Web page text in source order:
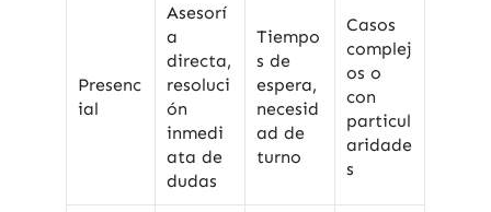
Presenc
ial
Asesorí
a
directa,
resoluci
ón
inmedi
ata de
dudas
Tiempo
s de
espera,
necesid
ad de
turno
Casos
complej
os o
con
particul
aridade
s